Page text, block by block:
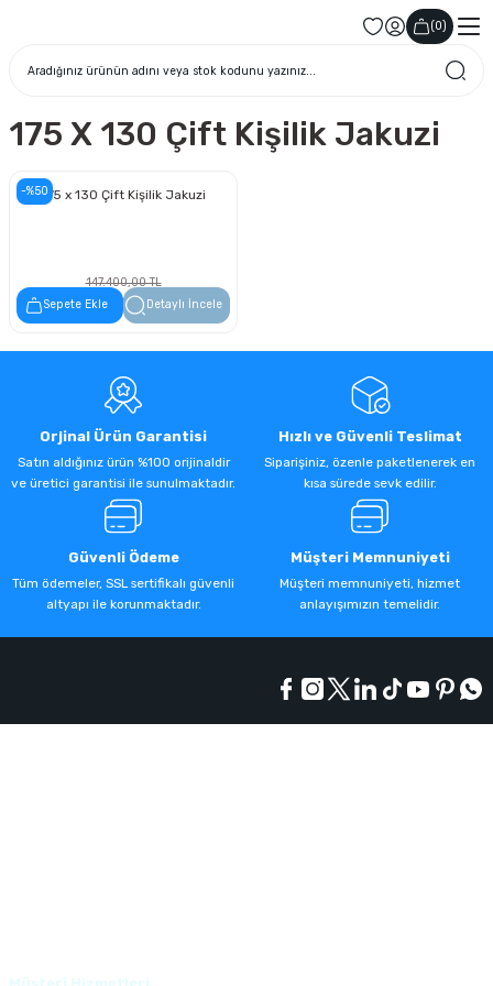
(0)
175 X 130 Çift Kişilik Jakuzi
-%50175 x 130 Çift Kişilik Jakuzi
147.400,00 TL
73.700,00 TL
Sepete Ekle Detaylı İncele
Orjinal Ürün Garantisi
Satın aldığınız ürün %100 orijinaldir
ve üretici garantisi ile sunulmaktadır.
Hızlı ve Güvenli Teslimat
Siparişiniz, özenle paketlenerek en
kısa sürede sevk edilir.
Güvenli Ödeme
Tüm ödemeler, SSL sertifikalı güvenli
altyapı ile korunmaktadır.
Müşteri Memnuniyeti
Müşteri memnuniyeti, hizmet
anlayışımızın temelidir.